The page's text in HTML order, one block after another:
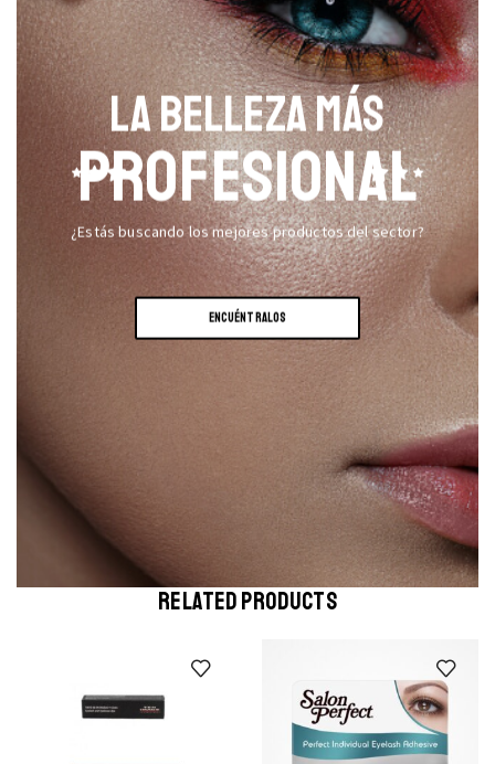
LA BELLEZA MÁS
PROFESIONAL
¿Estás buscando los mejores productos del sector?
ENCUÉNTRALOS
RELATED PRODUCTS